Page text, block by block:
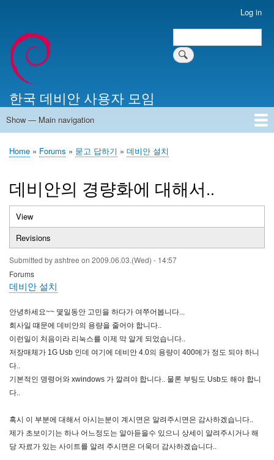
account
menu
Log in
Search
한국 데비안 사용자 모임
Main
Show — Main navigation
Home
알리는 말씀
최근 게시물
위키 문서
미러 서버
Breadcrumb
Home Forums 묻고 답하기 데비안 설치
데비안의 경량화에 대해서..
Primary
tabs
View
tab)
Revisions
Submitted byashtree on 2009.06.03.(Wed) - 14:57
Forums
데비안 설치
안녕하세요~~ 몇일동안 고민을 하다가 여쭈어봅니다...
회사일 떄문에 데비안의 용량을 줄어야 합니다..
이런일이 처음이라 리눅스를 이제 막 알게 되었습니다..
저장매체가 1G Usb 인데 여기에 데비안 4.0의 용량이 400메가 정도 되야 하니
다..
기본적인 명령어와 xwindows 가 깔려야 합니다.. 물론 부팅도 Usb도 해야 합니
다..
혹시 이 부분에 대해서 아시는분이 계시면은 알려주시면은 감사하겠습니다..
제가 초보이기는 하나 어느정도는 알아듣을수 있으니 상세이 알려주시거나 해
당 자료가 있는 사이트를 알려 주시면은 더욱더 감사하겠습니다..